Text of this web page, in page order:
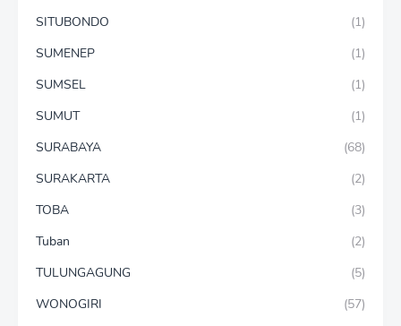
SITUBONDO
(1)
SUMENEP
(1)
SUMSEL
(1)
SUMUT
(1)
SURABAYA
(68)
SURAKARTA
(2)
TOBA
(3)
Tuban
(2)
TULUNGAGUNG
(5)
WONOGIRI
(57)